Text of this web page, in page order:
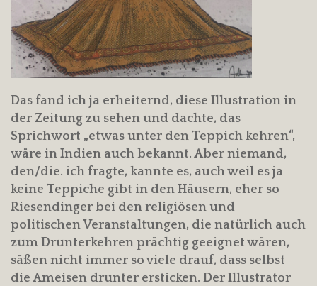
Das fand ich ja erheiternd, diese Illustration in
der Zeitung zu sehen und dachte, das
Sprichwort „etwas unter den Teppich kehren“,
wäre in Indien auch bekannt. Aber niemand,
den/die. ich fragte, kannte es, auch weil es ja
keine Teppiche gibt in den Häusern, eher so
Riesendinger bei den religiösen und
politischen Veranstaltungen, die natürlich auch
zum Drunterkehren prächtig geeignet wären,
säßen nicht immer so viele drauf, dass selbst
die Ameisen drunter ersticken. Der Illustrator